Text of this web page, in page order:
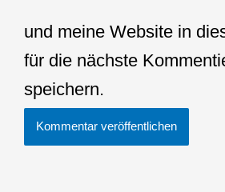
und meine Website in
für die nächste
speichern.